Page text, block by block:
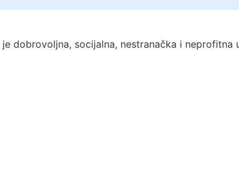
dobrovoljna, socijalna, nestranačka i